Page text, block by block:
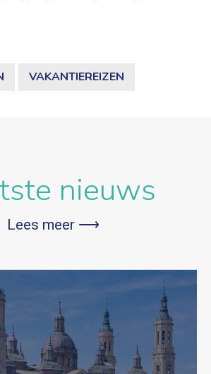
VAKANTIEREIZEN
nieuws
Lees meer ⟶